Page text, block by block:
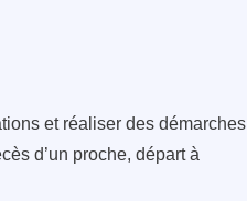
et réaliser des démarches
d’un proche, départ à